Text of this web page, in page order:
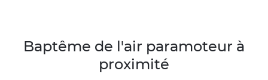
Baptême de l'air paramoteur à
proximité